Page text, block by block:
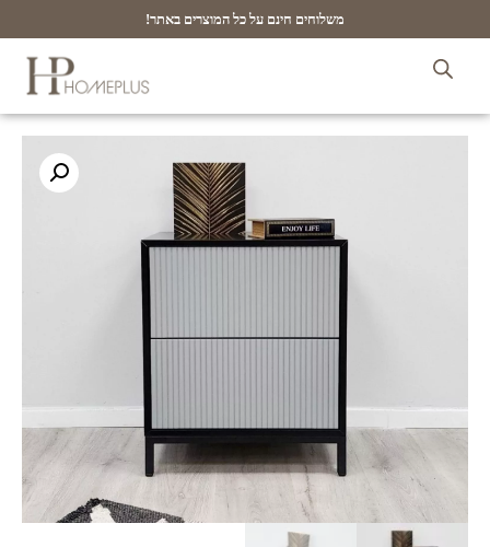
משלוחים חינם על כל המוצרים באתר!